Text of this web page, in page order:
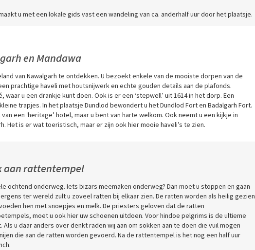
u met een lokale gids vast een wandeling van ca. anderhalf uur door het plaatsje.
en Mandawa
van Nawalgarh te ontdekken. U bezoekt enkele van de mooiste dorpen van de
prachtige haveli met houtsnijwerk en echte gouden details aan de plafonds.
u een drankje kunt doen. Ook is er een ‘stepwell’ uit 1614 in het dorp. Een
trapjes. In het plaatsje Dundlod bewondert u het Dundlod Fort en Badalgarh Fort.
een ‘heritage’ hotel, maar u bent van harte welkom. Ook neemt u een kijkje in
Het is er wat toeristisch, maar er zijn ook hier mooie haveli’s te zien.
aan rattentempel
ochtend onderweg. Iets bizars meemaken onderweg? Dan moet u stoppen en gaan
ter wereld zult u zoveel ratten bij elkaar zien. De ratten worden als heilig gezien
hen met snoepjes en melk. De priesters geloven dat de ratten
moet u ook hier uw schoenen uitdoen. Voor hindoe pelgrims is de ultieme
u daar anders over denkt raden wij aan om sokken aan te doen die vuil mogen
die aan de ratten worden gevoerd. Na de rattentempel is het nog een half uur